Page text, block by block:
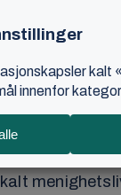
i
innenfor,
utføres av